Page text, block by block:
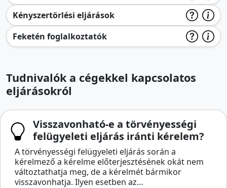
Kényszertörlési eljárások
Feketén foglalkoztatók
Tudnivalók a cégekkel kapcsolatos
eljárásokról
Visszavonható-e a törvényességi
felügyeleti eljárás iránti kérelem?
A törvényességi felügyeleti eljárás során a
kérelmező a kérelme előterjesztésének okát nem
változtathatja meg, de a kérelmét bármikor
visszavonhatja. Ilyen esetben az…